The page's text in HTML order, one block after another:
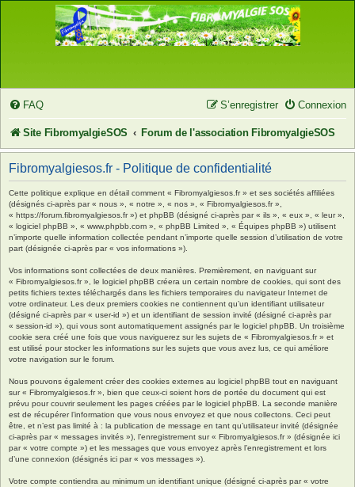
FAQ Connexion
S’enregistrer
Site FibromyalgieSOS Forum de l'association FibromyalgieSOS
Fibromyalgiesos.fr - Politique de confidentialité
Cette politique explique en détail comment « Fibromyalgiesos.fr » et ses sociétés affiliées
(désignés ci-après par « nous », « notre », « nos », « Fibromyalgiesos.fr »,
« https://forum.fibromyalgiesos.fr ») et phpBB (désigné ci-après par « ils », « eux », « leur »,
« logiciel phpBB », « www.phpbb.com », « phpBB Limited », « Équipes phpBB ») utilisent
n’importe quelle information collectée pendant n’importe quelle session d’utilisation de votre
part (désignée ci-après par « vos informations »).
Vos informations sont collectées de deux manières. Premièrement, en naviguant sur
« Fibromyalgiesos.fr », le logiciel phpBB créera un certain nombre de cookies, qui sont des
petits fichiers textes téléchargés dans les fichiers temporaires du navigateur Internet de
votre ordinateur. Les deux premiers cookies ne contiennent qu’un identifiant utilisateur
(désigné ci-après par « user-id ») et un identifiant de session invité (désigné ci-après par
« session-id »), qui vous sont automatiquement assignés par le logiciel phpBB. Un troisième
cookie sera créé une fois que vous naviguerez sur les sujets de « Fibromyalgiesos.fr » et
est utilisé pour stocker les informations sur les sujets que vous avez lus, ce qui améliore
votre navigation sur le forum.
Nous pouvons également créer des cookies externes au logiciel phpBB tout en naviguant
sur « Fibromyalgiesos.fr », bien que ceux-ci soient hors de portée du document qui est
prévu pour couvrir seulement les pages créées par le logiciel phpBB. La seconde manière
est de récupérer l’information que vous nous envoyez et que nous collectons. Ceci peut
être, et n’est pas limité à : la publication de message en tant qu’utilisateur invité (désignée
ci-après par « messages invités »), l’enregistrement sur « Fibromyalgiesos.fr » (désignée ici
par « votre compte ») et les messages que vous envoyez après l’enregistrement et lors
d’une connexion (désignés ici par « vos messages »).
Votre compte contiendra au minimum un identifiant unique (désigné ci-après par « votre